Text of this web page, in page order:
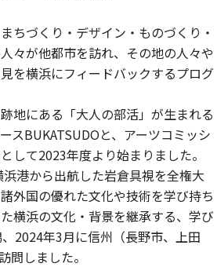
ちづくり・デザイン・ものづくり・
々が他都市を訪れ、その地の人々や
を横浜にフィードバックするプログ
地にある「大人の部活」が生まれる
スBUKATSUDOと、アーツコミッシ
して2023年度より始まりました。
港から出航した岩倉具視を全権大
外国の優れた文化や技術を学び持ち
横浜の文化・背景を継承する、学び
2024年3月に信州（長野市、上田
問しました。